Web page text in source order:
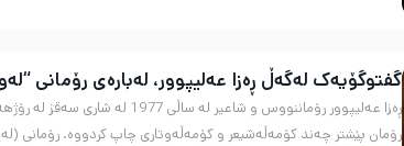
گفتوگۆیەک لەگەڵ ڕەزا عەلیپوور، لەبارەی رۆمانی
رۆمان پێشتر چەند کۆمەڵەشیعر و کۆمەڵەوتاری چاپ کردووە. رۆمانی